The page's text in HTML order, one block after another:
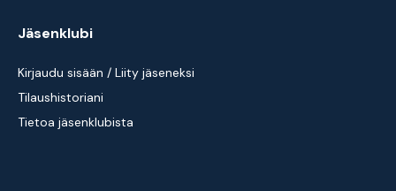
Jäsenklubi
Kirjaudu sisään / Liity jäseneksi
Tilaushistoriani
Tietoa jäsenklubista